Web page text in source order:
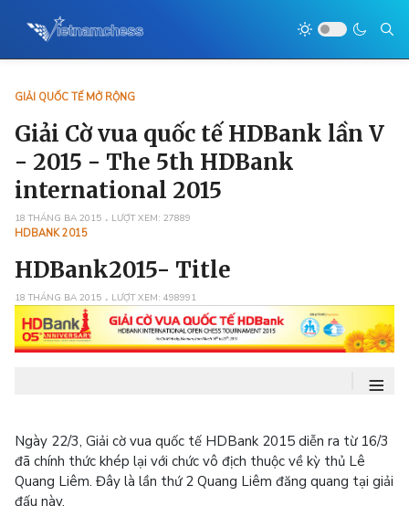
GIẢI QUỐC TẾ MỞ RỘNG
Giải Cờ vua quốc tế HDBank lần V
- 2015 - The 5th HDBank
international 2015
18 THÁNG BA 2015 LƯỢT XEM: 27889
HDBANK 2015
HDBank2015- Title
18 THÁNG BA 2015 LƯỢT XEM: 498991
≡
Ngày 22/3, Giải cờ vua quốc tế HDBank 2015 diễn ra từ 16/3
đã chính thức khép lại với chức vô địch thuộc về kỳ thủ Lê
Quang Liêm. Đây là lần thứ 2 Quang Liêm đăng quang tại giải
đấu này.